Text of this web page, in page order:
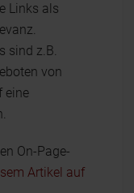
Links als
sind z.B.
von
eine
On-Page-
Artikel auf